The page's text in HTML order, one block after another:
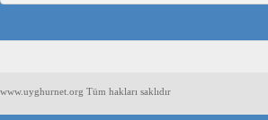
www.uyghurnet.org Tüm hakları saklıdır